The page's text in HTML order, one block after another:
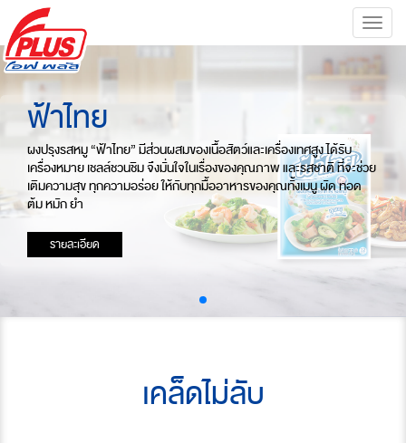
Toggle
ฟ้าไทย
ผงปรุงรสหมู “ฟ้าไทย” มีส่วนผสมของเนื้อสัตว์และเครื่องเทศสูง ได้รับ
เครื่องหมาย เชลล์ชวนชิม จึงมั่นใจในเรื่องของคุณภาพ และรสชาติ ที่จะช่วย
เติมความสุข ทุกความอร่อย ให้กับทุกมื้ออาหารของคุณทั้งเมนู ผัด ทอด
ต้ม หมัก ยำ
รายละเอียด
เคล็ดไม่ลับ